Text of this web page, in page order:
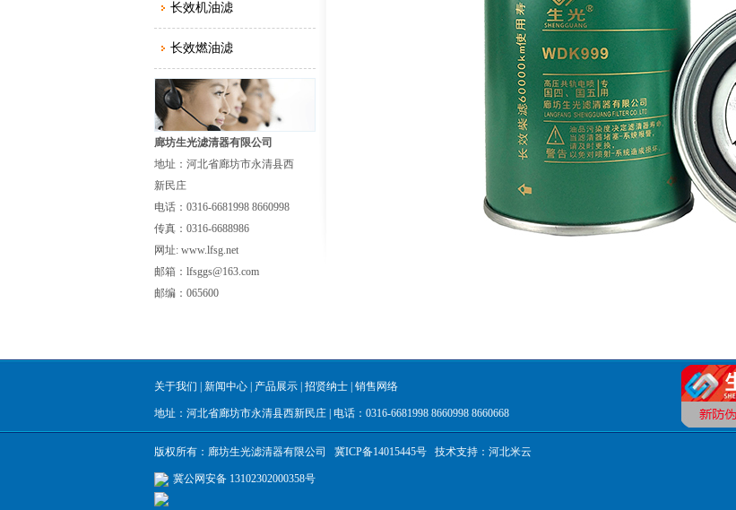
长效机油滤
长效燃油滤
廊坊生光滤清器有限公司
地址：河北省廊坊市永清县西
新民庄
电话：0316-6681998 8660998
传真：0316-6688986
网址: www.lfsg.net
邮箱：lfsggs@163.com
邮编：065600
关于我们 新闻中心 产品展示 招贤纳士 销售网络
地址：河北省廊坊市永清县西新民庄 | 电话：0316-6681998 8660998 8660668
版权所有：廊坊生光滤清器有限公司 冀ICP备14015445号 技术支持： 河北米云
冀公网安备 13102302000358号